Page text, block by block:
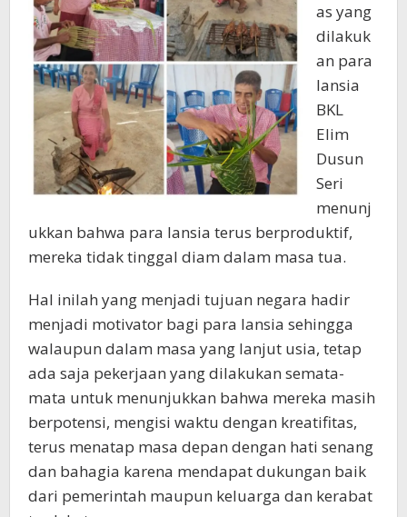
as yang
dilakuk
an para
lansia
BKL
Elim
Dusun
Seri
menunj
ukkan bahwa para lansia terus berproduktif,
mereka tidak tinggal diam dalam masa tua.
Hal inilah yang menjadi tujuan negara hadir
menjadi motivator bagi para lansia sehingga
walaupun dalam masa yang lanjut usia, tetap
ada saja pekerjaan yang dilakukan semata-
mata untuk menunjukkan bahwa mereka masih
berpotensi, mengisi waktu dengan kreatifitas,
terus menatap masa depan dengan hati senang
dan bahagia karena mendapat dukungan baik
dari pemerintah maupun keluarga dan kerabat